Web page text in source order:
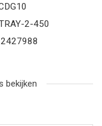
2-450
bekijken